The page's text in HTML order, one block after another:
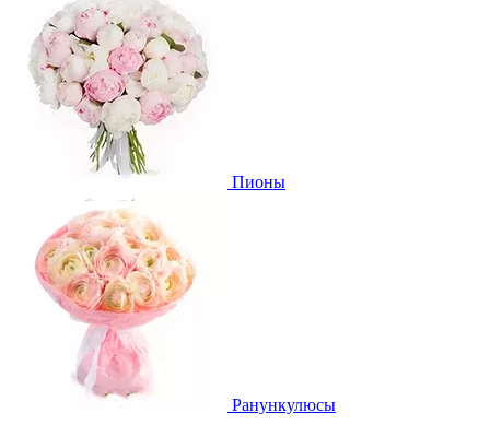
Пионы
Ранункулюсы